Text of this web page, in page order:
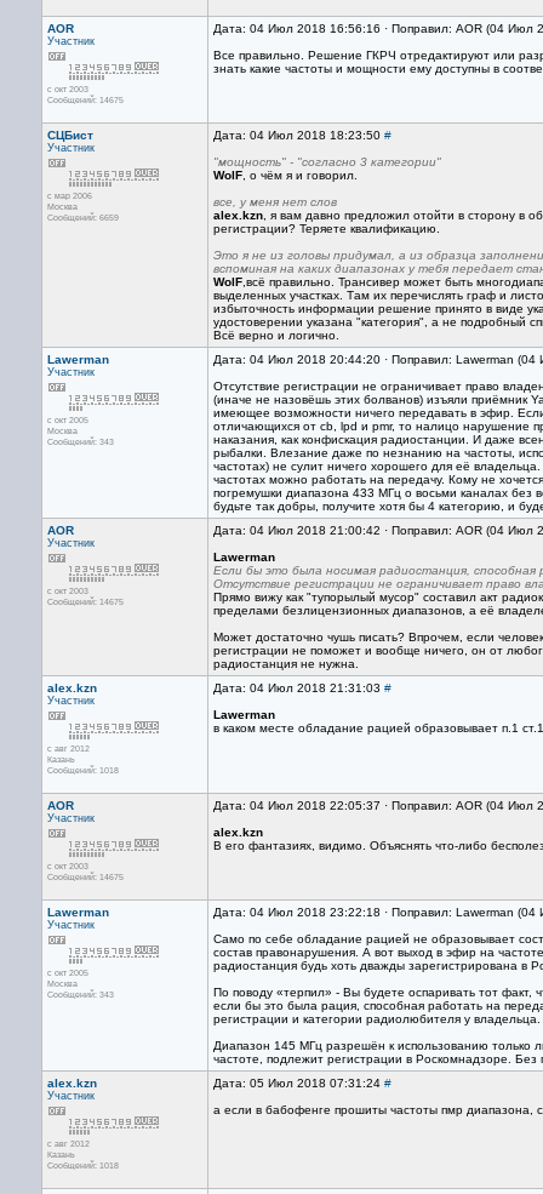
AOR
Участник
с окт 2003
Сообщений: 14675
Дата: 04 Июл 2018 16:56:16 · Поправил: AOR (04 Июл
Все правильно. Решение ГКРЧ отредактируют или
знать какие частоты и мощности ему доступны в
СЦБист
Участник
с мар 2006
Москва
Сообщений: 6659
Дата: 04 Июл 2018 18:23:50 #
"мощность" - "согласно 3 категории"
WolF , о чём я и говорил.
все, у меня нет слов
alex.kzn , я вам давно предложил отойти в сторону в
регистрации? Теряете квалификацию.
Это я не из головы придумал, а из образца
вспоминая на каких диапазонах у тебя передает
WolF ,всё правильно. Трансивер может быть
выделенных участках. Там их перечислять граф и
избыточность информации решение принято в виде
удостоверении указана "категория", а не подробный
Всё верно и логично.
Lawerman
Участник
с окт 2005
Москва
Сообщений: 343
Дата: 04 Июл 2018 20:44:20 · Поправил: Lawerman
Отсутствие регистрации не ограничивает право
(иначе не назовёшь этих болванов) изъяли приёмник
имеющее возможности ничего передавать в эфир.
отличающихся от cb, lpd и pmr, то налицо нарушение
наказания, как конфискация радиостанции. И даже
рыбалки. Влезание даже по незнанию на частоты,
частотах) не сулит ничего хорошего для её
частотах можно работать на передачу. Кому не
погремушки диапазона 433 МГц о восьми каналах без
будьте так добры, получите хотя бы 4 категорию, и
AOR
Участник
с окт 2003
Сообщений: 14675
Дата: 04 Июл 2018 21:00:42 · Поправил: AOR (04 Июл
Lawerman
Если бы это была носимая радиостанция,
Отсутствие регистрации не ограничивает право
Прямо вижу как "тупорылый мусор" составил акт
пределами безлицензионных диапазонов, а её
Может достаточно чушь писать? Впрочем, если
регистрации не поможет и вообще ничего, он от
радиостанция не нужна.
alex.kzn
Участник
с авг 2012
Казань
Сообщений: 1018
Дата: 04 Июл 2018 21:31:03 #
Lawerman
в каком месте обладание рацией образовывает п.1
AOR
Участник
с окт 2003
Сообщений: 14675
Дата: 04 Июл 2018 22:05:37 · Поправил: AOR (04 Июл
alex.kzn
В его фантазиях, видимо. Объяснять что-либо
Lawerman
Участник
с окт 2005
Москва
Сообщений: 343
Дата: 04 Июл 2018 23:22:18 · Поправил: Lawerman
Само по себе обладание рацией не образовывает
состав правонарушения. А вот выход в эфир на
радиостанция будь хоть дважды зарегистрирована
По поводу «терпил» - Вы будете оспаривать тот факт,
если бы это была рация, способная работать на
регистрации и категории радиолюбителя у владельца.
Диапазон 145 МГц разрешён к использованию только
частоте, подлежит регистрации в Роскомнадзоре.
alex.kzn
Участник
с авг 2012
Казань
Сообщений: 1018
Дата: 05 Июл 2018 07:31:24 #
а если в бабофенге прошиты частоты пмр диапазона,